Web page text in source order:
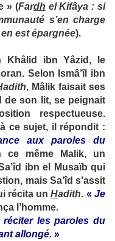
» (Fardh el Kifâya : si
s’en charge
est épargnée).
Khâlid ibn Yâzid, le
Selon Ismâ’îl ibn
adith, Mâlik faisait ses
de son lit, se peignait
respectueuse.
ce sujet, il répondit :
aux paroles du
ce même Malik, un
ibn el Musaïb qui
mais Sa’îd s’assit
récita unHadith. «Je
l’homme.
réciter les paroles du
allongé. »